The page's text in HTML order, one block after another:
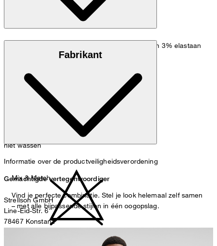
viscoseblend van 79% polyester, 18% viscose en 3% elastaan
niet wassen
Fabrikant
Informatie over de productveiligheidsverordening
Gemachtigde vertegenwoordiger
Strellson GmbH
Line-Eid-Str. 6
78467 Konstanz
Mix & Match
Vind je perfecte combinatie. Stel je look helemaal zelf samen
– met alle bijpassende stijlen in één oogopslag.